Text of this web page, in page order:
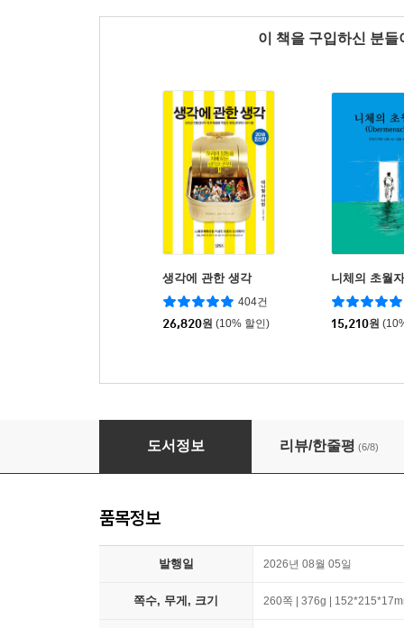
이 책을 구입하신 분
생각에 관한 생각
404건
26,820원 (10% 할인)
니체의 초월자
15,210원
쏘쿨의 구축명품 아파트 내집마련
도서정보 리뷰/한줄평 (6/8)
품목정보
발행일 2026년 08월 05일
쪽수, 무게, 크기 260쪽 | 376g |